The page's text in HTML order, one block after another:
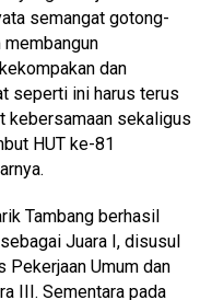
semangat gotong-
dan
seperti ini harus terus
kebersamaan sekaligus
HUT ke-81
Tambang berhasil
Juara I, disusul
Pekerjaan Umum dan
III. Sementara pada